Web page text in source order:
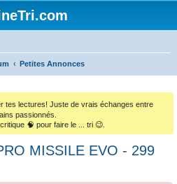
Petites Annonces
tes lectures! Juste de vrais échanges entre
passionnés.
🧠 pour faire le ... tri 😉.
MISSILE EVO - 299